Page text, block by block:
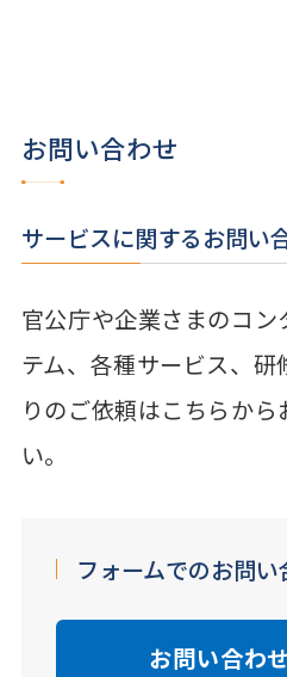
お問い合わせ
サービスに関するお問い
官公庁や企業さまのコ
テム、各種サービス、
りのご依頼はこちらか
い。
フォームでのお問い
お問い合わ